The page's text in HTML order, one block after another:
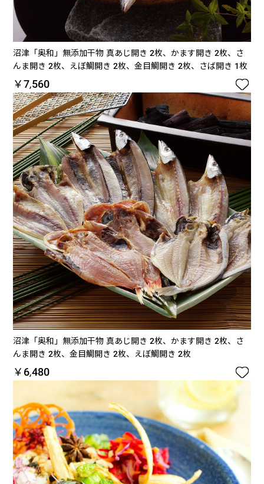
沼津「奥和」無添加干物 真あじ開き 2枚、かます開き 2枚、さ
んま開き 2枚、えぼ鯛開き 2枚、金目鯛開き 2枚、さば開き 1枚
￥7,560 
沼津「奥和」無添加干物 真あじ開き 2枚、かます開き 2枚、さ
んま開き 2枚、金目鯛開き 2枚、えぼ鯛開き 2枚
￥6,480 